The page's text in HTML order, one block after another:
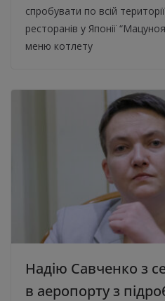
спробувати по всій
ресторанів у Японії
меню котлету
Надію Савченко з
в аеропорту з